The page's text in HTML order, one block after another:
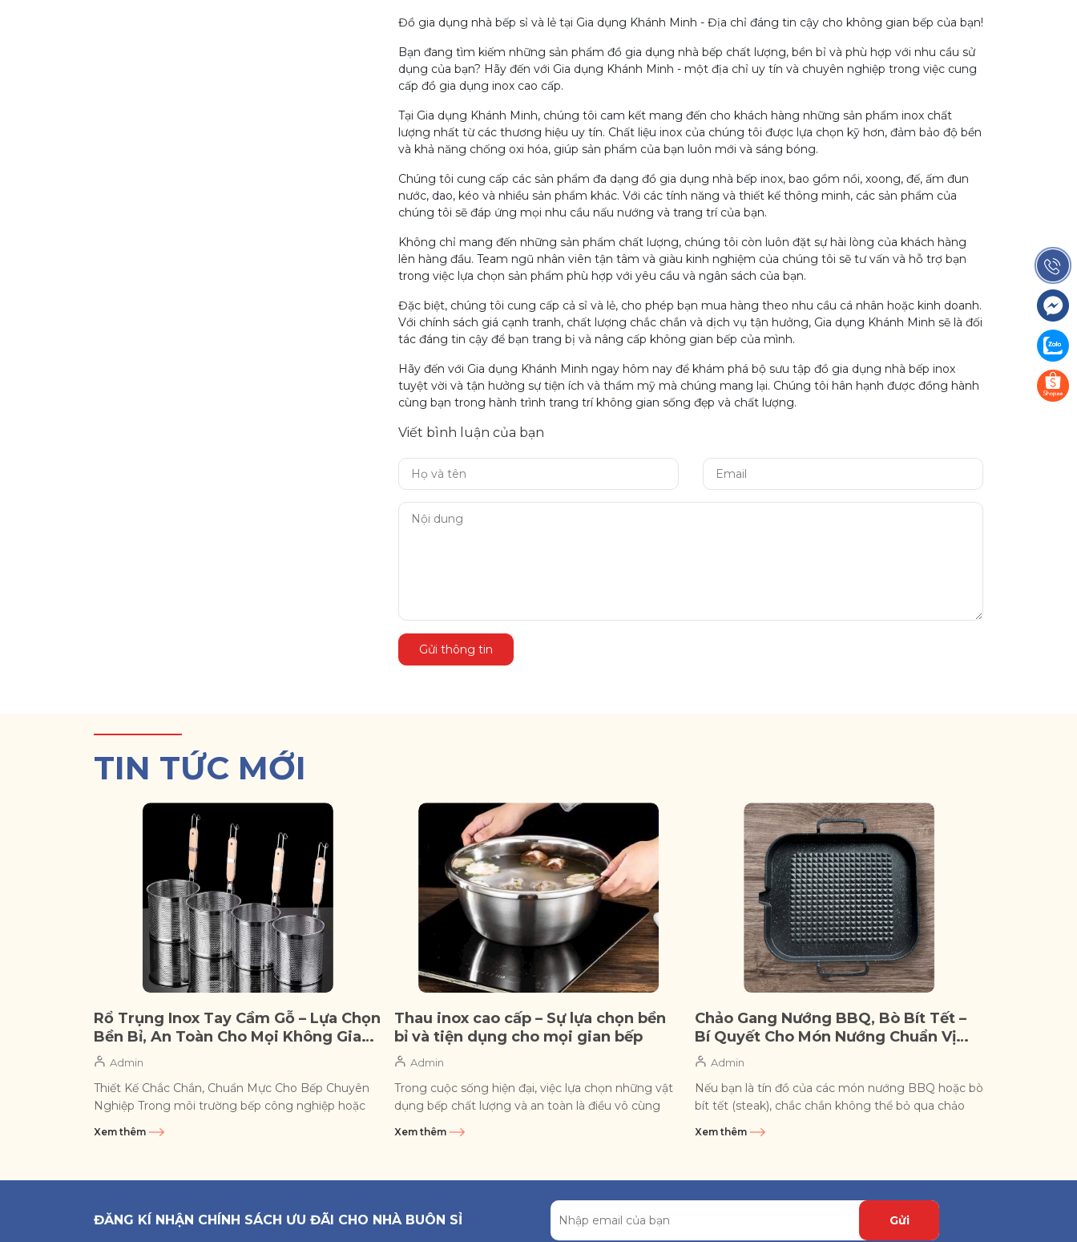
Đồ gia dụng nhà bếp sỉ và lẻ tại Gia dụng Khánh Minh - Địa chỉ đáng tin cậy cho không gian bếp của bạn!
Bạn đang tìm kiếm những sản phẩm đồ gia dụng nhà bếp chất lượng, bền bỉ và phù hợp với nhu cầu sử
dụng của bạn? Hãy đến với Gia dụng Khánh Minh - một địa chỉ uy tín và chuyên nghiệp trong việc cung
cấp đồ gia dụng inox cao cấp.
Tại Gia dụng Khánh Minh, chúng tôi cam kết mang đến cho khách hàng những sản phẩm inox chất
lượng nhất từ ​​các thương hiệu uy tín. Chất liệu inox của chúng tôi được lựa chọn kỹ hơn, đảm bảo độ bền
và khả năng chống oxi hóa, giúp sản phẩm của bạn luôn mới và sáng bóng.
Chúng tôi cung cấp các sản phẩm đa dạng đồ gia dụng nhà bếp inox, bao gồm nồi, xoong, đế, ấm đun
nước, dao, kéo và nhiều sản phẩm khác. Với các tính năng và thiết kế thông minh, các sản phẩm của
chúng tôi sẽ đáp ứng mọi nhu cầu nấu nướng và trang trí của bạn.
Không chỉ mang đến những sản phẩm chất lượng, chúng tôi còn luôn đặt sự hài lòng của khách hàng
lên hàng đầu. Team ngũ nhân viên tận tâm và giàu kinh nghiệm của chúng tôi sẽ tư vấn và hỗ trợ bạn
trong việc lựa chọn sản phẩm phù hợp với yêu cầu và ngân sách của bạn.
Đặc biệt, chúng tôi cung cấp cả sỉ và lẻ, cho phép bạn mua hàng theo nhu cầu cá nhân hoặc kinh doanh.
Với chính sách giá cạnh tranh, chất lượng chắc chắn và dịch vụ tận hưởng, Gia dụng Khánh Minh sẽ là đối
tác đáng tin cậy để bạn trang bị và nâng cấp không gian bếp của mình.
Hãy đến với Gia dụng Khánh Minh ngay hôm nay để khám phá bộ sưu tập đồ gia dụng nhà bếp inox
tuyệt vời và tận hưởng sự tiện ích và thẩm mỹ mà chúng mang lại. Chúng tôi hân hạnh được đồng hành
cùng bạn trong hành trình trang trí không gian sống đẹp và chất lượng.
Viết bình luận của bạn
Gửi thông tin
TIN TỨC MỚI
Rổ Trụng Inox Tay Cầm Gỗ – Lựa Chọn
Bền Bỉ, An Toàn Cho Mọi Không Gian
BếpAdmin
Thiết Kế Chắc Chắn, Chuẩn Mực Cho Bếp Chuyên
Nghiệp Trong môi trường bếp công nghiệp hoặc
Xem thêm
Thau inox cao cấp – Sự lựa chọn bền
bỉ và tiện dụng cho mọi gian bếp
Admin
Trong cuộc sống hiện đại, việc lựa chọn những vật
dụng bếp chất lượng và an toàn là điều vô cùng
Xem thêm
Chảo Gang Nướng BBQ, Bò Bít Tết –
Bí Quyết Cho Món Nướng Chuẩn Vị
Nhà Hàng
Admin
Nếu bạn là tín đồ của các món nướng BBQ hoặc bò
bít tết (steak), chắc chắn không thể bỏ qua chảo
Xem thêm
ĐĂNG KÍ NHẬN CHÍNH SÁCH ƯU ĐÃI CHO NHÀ BUÔN SỈ Gửi